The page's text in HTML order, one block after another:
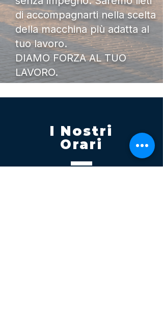
di accompagnarti nella scelta
della macchina più adatta al
tuo lavoro.
DIAMO FORZA AL TUO
LAVORO.
I Nostri
Orari